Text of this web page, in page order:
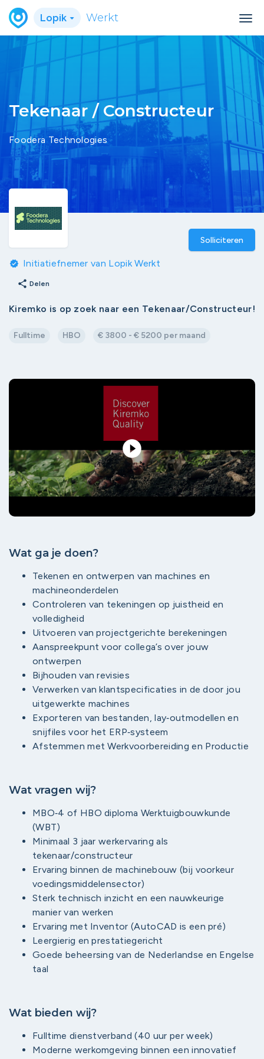
Lopik Werkt
Tekenaar / Constructeur
Foodera Technologies
Solliciteren
verified Initiatiefnemer van Lopik Werkt
share Delen
Kiremko is op zoek naar een Tekenaar/Constructeur!
Fulltime HBO € 3800 - € 5200 per maand
play_circle_filled
Wat ga je doen?
Tekenen en ontwerpen van machines en
machineonderdelen
Controleren van tekeningen op juistheid en
volledigheid
Uitvoeren van projectgerichte berekeningen
Aanspreekpunt voor collega’s over jouw
ontwerpen
Bijhouden van revisies
Verwerken van klantspecificaties in de door jou
uitgewerkte machines
Exporteren van bestanden, lay‑outmodellen en
snijfiles voor het ERP‑systeem
Afstemmen met Werkvoorbereiding en Productie
Wat vragen wij?
MBO‑4 of HBO diploma Werktuigbouwkunde
(WBT)
Minimaal 3 jaar werkervaring als
tekenaar/constructeur
Ervaring binnen de machinebouw (bij voorkeur
voedingsmiddelensector)
Sterk technisch inzicht en een nauwkeurige
manier van werken
Ervaring met Inventor (AutoCAD is een pré)
Leergierig en prestatiegericht
Goede beheersing van de Nederlandse en Engelse
taal
Wat bieden wij?
Fulltime dienstverband (40 uur per week)
Moderne werkomgeving binnen een innovatief